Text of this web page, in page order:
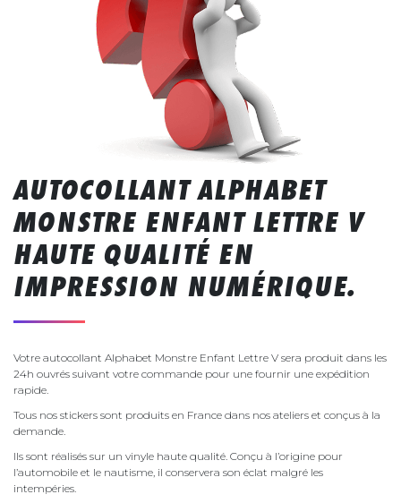
AUTOCOLLANT ALPHABET
MONSTRE ENFANT LETTRE V
HAUTE QUALITÉ EN
IMPRESSION NUMÉRIQUE.
Votre autocollant Alphabet Monstre Enfant Lettre V sera produit dans les
24h ouvrés suivant votre commande pour une fournir une expédition
rapide.
Tous nos stickers sont produits en France dans nos ateliers et conçus à la
demande.
Ils sont réalisés sur un vinyle haute qualité. Conçu à l’origine pour
l’automobile et le nautisme, il conservera son éclat malgré les
intempéries.